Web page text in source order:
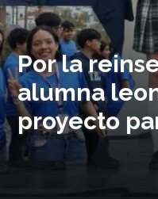
Por la
alumna
proyecto